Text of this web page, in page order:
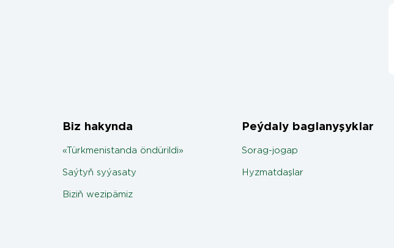
Biz hakynda
«Türkmenistanda öndürildi»
Saýtyň syýasaty
Biziň wezipämiz
Peýdaly baglanyşyklar
Sorag-jogap
Hyzmatdaşlar